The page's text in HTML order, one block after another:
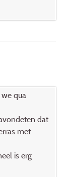
qua
dat
met
is erg